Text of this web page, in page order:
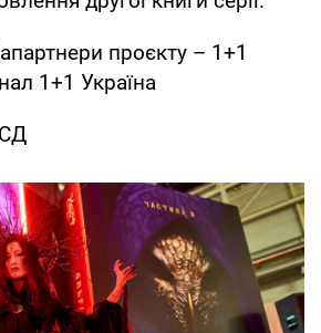
проєкту – 1+1
1+1 Україна